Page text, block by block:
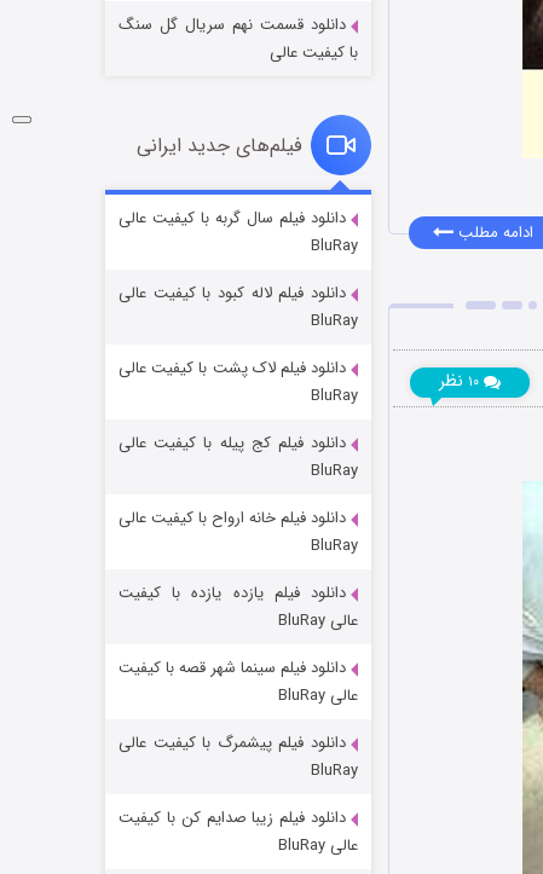
ادامه مطلب
۱۰ نظر
شوگر فصل ۲
قسمت
خاندان اژدها فصل ۳
جادوگری در مغولستان
دانلود قسمت نهم سریال گل سنگ
با کیفیت عالی
فیلم‌های جدید ایرانی
دانلود فیلم سال گربه با کیفیت عالی
BluRay
دانلود فیلم لاله کبود با کیفیت عالی
BluRay
دانلود فیلم لاک پشت با کیفیت عالی
BluRay
دانلود فیلم کج‌ پیله با کیفیت عالی
BluRay
دانلود فیلم خانه ارواح با کیفیت عالی
BluRay
دانلود فیلم یازده یازده با کیفیت
عالی BluRay
دانلود فیلم سینما شهر قصه با کیفیت
عالی BluRay
دانلود فیلم پیشمرگ با کیفیت عالی
BluRay
دانلود فیلم زیبا صدایم کن با کیفیت
عالی BluRay